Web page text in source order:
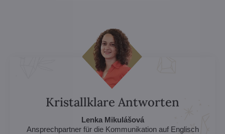
Kristallklare Antworten
Lenka Mikulášová
Ansprechpartner für die Kommunikation auf Englisch